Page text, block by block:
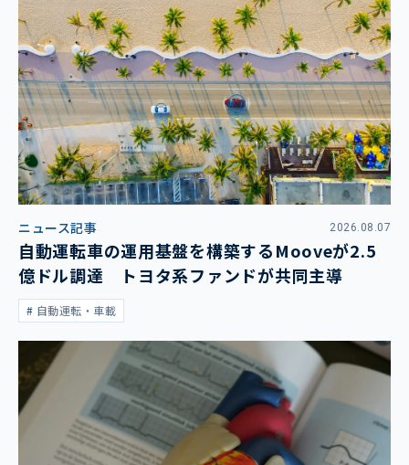
ニュース記事 2026.08.07
自動運転車の運用基盤を構築するMooveが2.5
億ドル調達 トヨタ系ファンドが共同主導
自動運転・車載